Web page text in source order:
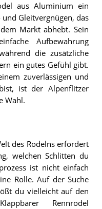
aus Aluminium ein
Gleitvergnügen, das
Markt abhebt. Sein
Aufbewahrung
die zusätzliche
ein gutes Gefühl gibt.
zuverlässigen und
ist der Alpenflitzer
Wahl.
des Rodelns erfordert
welchen Schlitten du
ist nicht einfach
Rolle. Auf der Suche
du vielleicht auf den
Rennrodel